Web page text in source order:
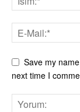
Save my
next time I